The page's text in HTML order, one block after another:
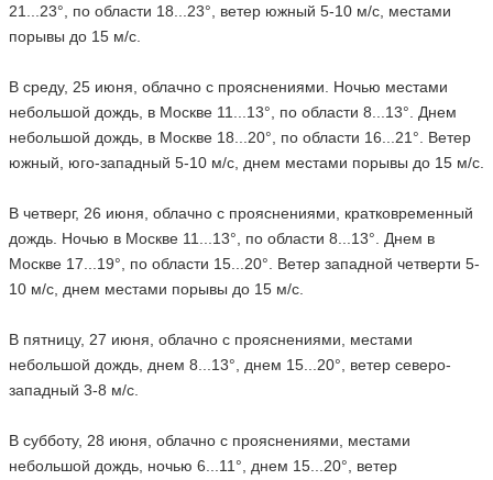
21...23°, по области 18...23°, ветер южный 5-10 м/с, местами
порывы до 15 м/с.
В среду, 25 июня, облачно с прояснениями. Ночью местами
небольшой дождь, в Москве 11...13°, по области 8...13°. Днем
небольшой дождь, в Москве 18...20°, по области 16...21°. Ветер
южный, юго-западный 5-10 м/с, днем местами порывы до 15 м/с.
В четверг, 26 июня, облачно с прояснениями, кратковременный
дождь. Ночью в Москве 11...13°, по области 8...13°. Днем в
Москве 17...19°, по области 15...20°. Ветер западной четверти 5-
10 м/с, днем местами порывы до 15 м/с.
В пятницу, 27 июня, облачно с прояснениями, местами
небольшой дождь, днем 8...13°, днем 15...20°, ветер северо-
западный 3-8 м/с.
В субботу, 28 июня, облачно с прояснениями, местами
небольшой дождь, ночью 6...11°, днем 15...20°, ветер